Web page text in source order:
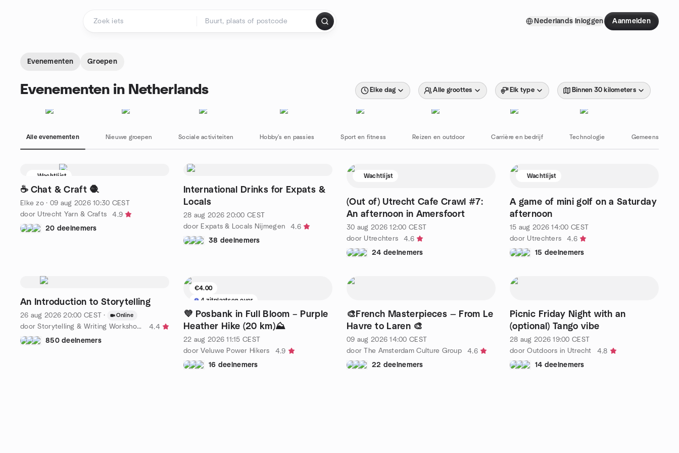
Nederlands Inloggen Aanmelden
Evenementen Groepen
Evenementen in Netherlands Elke dag Alle groottes Elk type Binnen 30 kilometers
Alle evenementen Nieuwe groepen Sociale activiteiten Hobby's en passies Sport en fitness Reizen en outdoor Carrière en bedrijf Technologie Gemeenschap
Wachtlijst
☕️ Chat & Craft 🧶
Elke zo· 09 aug 2026 10:30 CEST
door Utrecht Yarn & Crafts
4.9
20 deelnemers
International Drinks for Expats &
Locals
28 aug 2026 20:00 CEST
door Expats & Locals Nijmegen
4.6
38 deelnemers
Wachtlijst
(Out of) Utrecht Cafe Crawl #7:
An afternoon in Amersfoort
30 aug 2026 12:00 CEST
door Utrechters
4.6
24 deelnemers
Wachtlijst
A game of mini golf on a Saturday
afternoon
15 aug 2026 14:00 CEST
door Utrechters
4.6
15 deelnemers
An Introduction to Storytelling
26 aug 2026 20:00 CEST · Online
door Storytelling & Writing Workshops Amsterdam
4.4
850 deelnemers
€4.00
4 zitplaatsen over
💜 Posbank in Full Bloom – Purple
Heather Hike (20 km)⛰️
22 aug 2026 11:15 CEST
door Veluwe Power Hikers
4.9
16 deelnemers
🎨French Masterpieces — From Le
Havre to Laren 🎨
09 aug 2026 14:00 CEST
door The Amsterdam Culture Group
4.6
22 deelnemers
Picnic Friday Night with an
(optional) Tango vibe
28 aug 2026 19:00 CEST
door Outdoors in Utrecht
4.8
14 deelnemers